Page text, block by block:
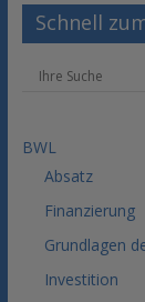
Schnell
BWL
Absatz
Finanzierung
Grundlagen
Investition